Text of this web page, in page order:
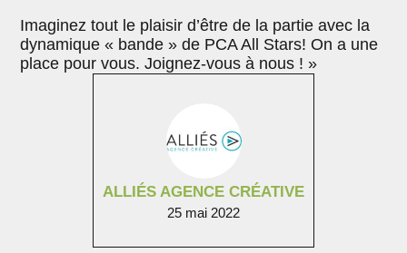
ALLIÉS AGENCE CRÉATIVE
25 mai 2022
Imaginez tout le plaisir d’être de la partie avec la
dynamique « bande » de PCA All Stars! On a une
place pour vous. Joignez-vous à nous ! »